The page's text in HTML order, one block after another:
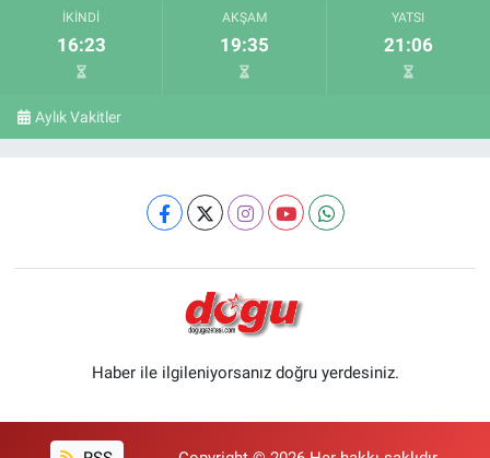
İKINDI
16:23
AKŞAM
19:35
YATSI
21:06
Aylık Vakitler
Haber ile ilgileniyorsanız doğru yerdesiniz.